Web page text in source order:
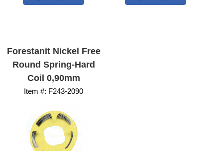
Forestanit Nickel Free
Round Spring-Hard
Coil 0,90mm
Item #: F243-2090